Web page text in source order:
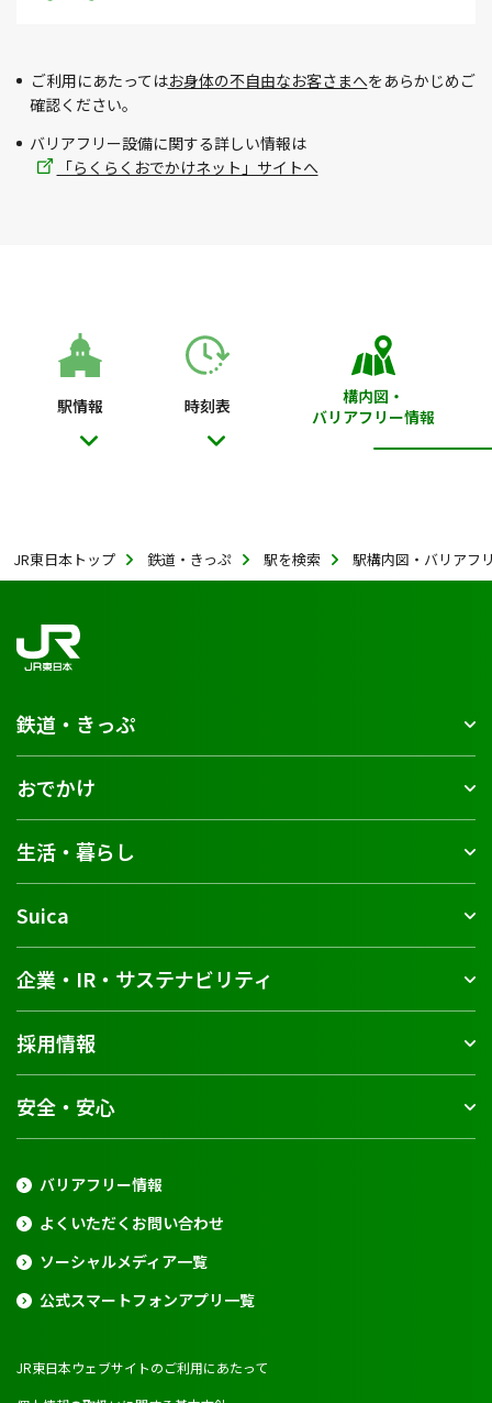
ご利用にあたってはお身体の不自由なお客さまへをあらかじめご
確認ください。
バリアフリー設備に関する詳しい情報は
「らくらくおでかけネット」サイトへ
駅情報 時刻表
構内図・
バリアフリー情報
JR東日本トップ 鉄道・きっぷ 駅を検索 駅構内図・バリアフ
鉄道・きっぷ
おでかけ
生活・暮らし
Suica
企業・IR・サステナビリティ
採用情報
安全・安心
バリアフリー情報
よくいただくお問い合わせ
ソーシャルメディア一覧
公式スマートフォンアプリ一覧
JR東日本ウェブサイトのご利用にあたって